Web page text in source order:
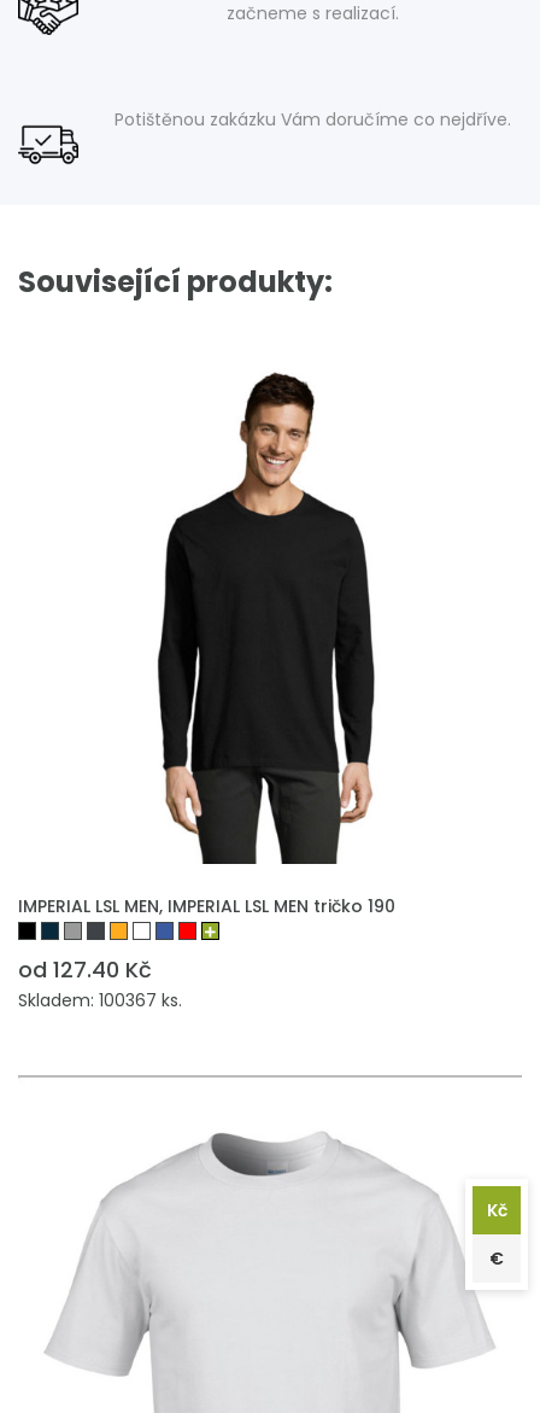
začneme s realizací.
Potištěnou zakázku Vám doručíme co nejdříve.
Související produkty:
IMPERIAL LSL MEN, IMPERIAL LSL MEN tričko 190
od 127.40 Kč
Skladem: 100367 ks.
Kč
€